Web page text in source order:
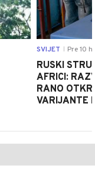
SVIJET Pre 10 h
RUSKI
AFRICI:
RANO
VARIJANTE